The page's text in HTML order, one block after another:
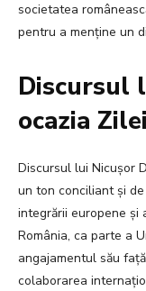
societatea
pentru a menține un
Discursul
ocazia
Discursul lui Nicușor
un ton conciliant și
integrării europene și
România, ca parte a
angajamentul său
colaborarea